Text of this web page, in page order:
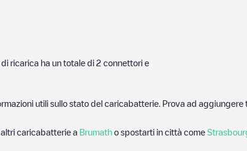
ricarica ha un totale di 2 connettori e
utili sullo stato del caricabatterie. Prova ad
altri caricabatterie a Brumath o spostarti in città come